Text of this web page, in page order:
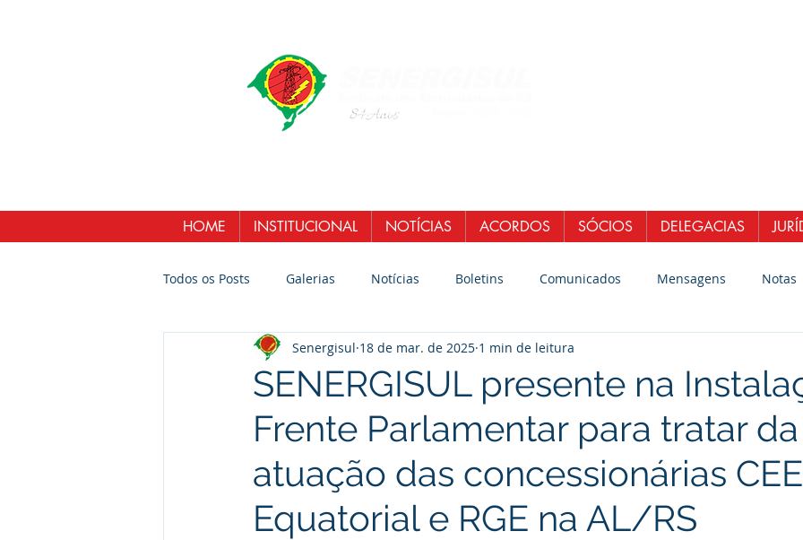
HOME INSTITUCIONAL NOTÍCIAS ACORDOS SÓCIOS DELEGACIAS
Todos os Posts Galerias Notícias Boletins Comunicados Mensagens Notas
SENERGISUL presente na
Frente Parlamentar para tratar da
atuação das concessionárias
Equatorial e RGE na AL/RS
Senergisul 18 de mar. de 2025 1 min de leitura